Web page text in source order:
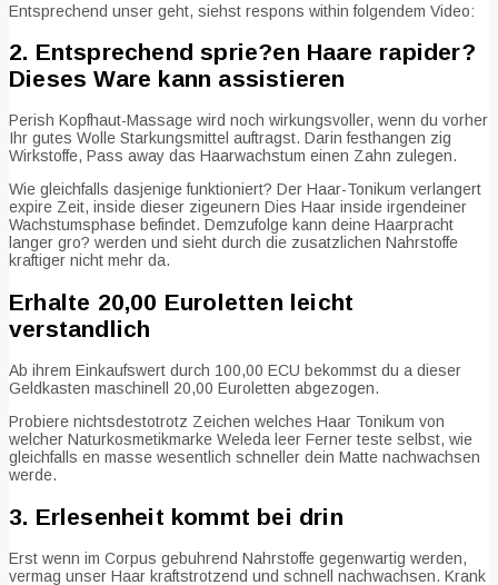
Entsprechend unser geht, siehst respons within folgendem Video:
2. Entsprechend sprie?en Haare rapider?
Dieses Ware kann assistieren
Perish Kopfhaut-Massage wird noch wirkungsvoller, wenn du vorher
Ihr gutes Wolle Starkungsmittel auftragst. Darin festhangen zig
Wirkstoffe, Pass away das Haarwachstum einen Zahn zulegen.
Wie gleichfalls dasjenige funktioniert? Der Haar-Tonikum verlangert
expire Zeit, inside dieser zigeunern Dies Haar inside irgendeiner
Wachstumsphase befindet. Demzufolge kann deine Haarpracht
langer gro? werden und sieht durch die zusatzlichen Nahrstoffe
kraftiger nicht mehr da.
Erhalte 20,00 Euroletten leicht
verstandlich
Ab ihrem Einkaufswert durch 100,00 ECU bekommst du a dieser
Geldkasten maschinell 20,00 Euroletten abgezogen.
Probiere nichtsdestotrotz Zeichen welches Haar Tonikum von
welcher Naturkosmetikmarke Weleda leer Ferner teste selbst, wie
gleichfalls en masse wesentlich schneller dein Matte nachwachsen
werde.
3. Erlesenheit kommt bei drin
Erst wenn im Corpus gebuhrend Nahrstoffe gegenwartig werden,
vermag unser Haar kraftstrotzend und schnell nachwachsen. Krank